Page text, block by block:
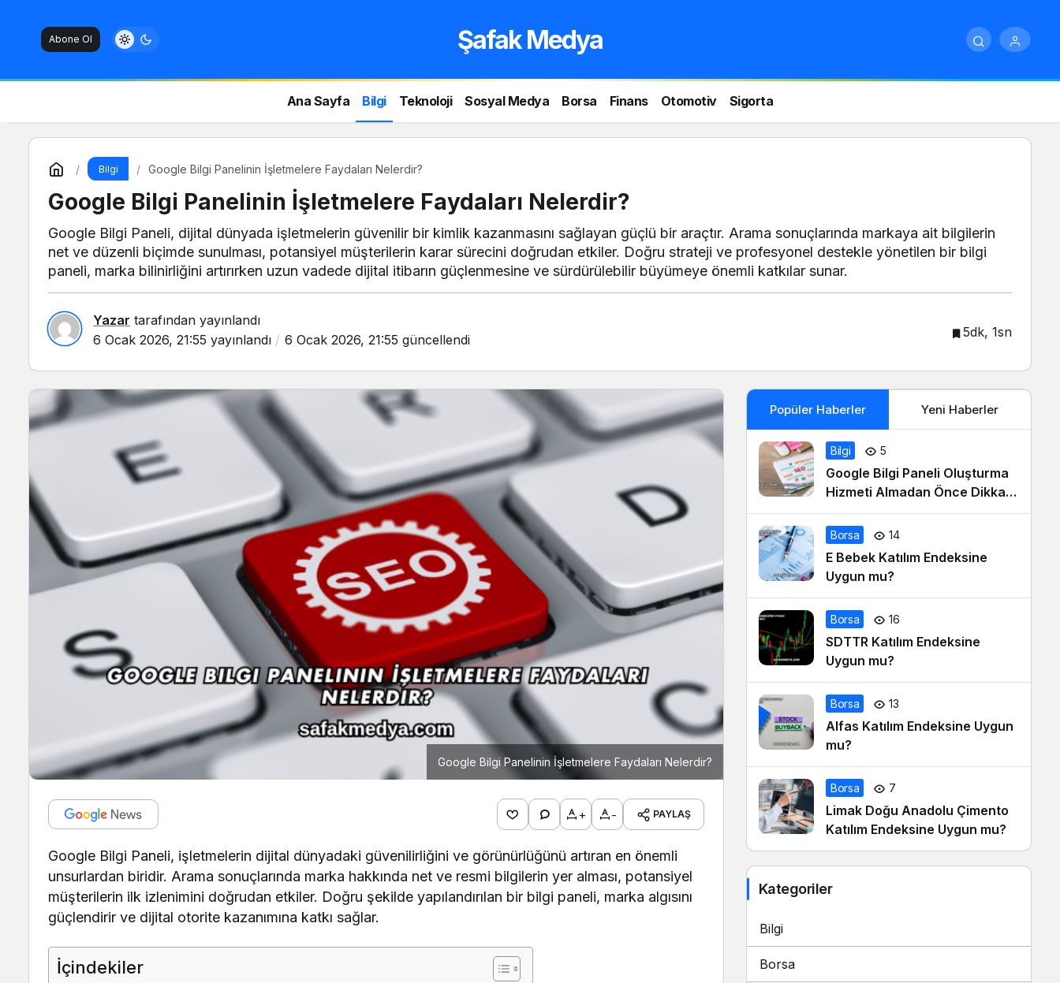
Abone Ol Şafak Medya
Ana Sayfa Bilgi Teknoloji Sosyal Medya Borsa Finans Otomotiv Sigorta
Bilgi Google Bilgi Panelinin İşletmelere Faydaları Nelerdir?
Google Bilgi Panelinin İşletmelere Faydaları Nelerdir?
Google Bilgi Paneli, dijital dünyada işletmelerin güvenilir bir kimlik kazanmasını sağlayan güçlü bir araçtır. Arama sonuçlarında markaya ait bilgilerin
net ve düzenli biçimde sunulması, potansiyel müşterilerin karar sürecini doğrudan etkiler. Doğru strateji ve profesyonel destekle yönetilen bir bilgi
paneli, marka bilinirliğini artırırken uzun vadede dijital itibarın güçlenmesine ve sürdürülebilir büyümeye önemli katkılar sunar.
Yazar tarafından yayınlandı
6 Ocak 2026, 21:55 yayınlandı 6 Ocak 2026, 21:55 güncellendi 5dk, 1sn
Google Bilgi Panelinin İşletmelere Faydaları Nelerdir?
+ - PAYLAŞ
Google Bilgi Paneli, işletmelerin dijital dünyadaki güvenilirliğini ve görünürlüğünü artıran en önemli
unsurlardan biridir. Arama sonuçlarında marka hakkında net ve resmi bilgilerin yer alması, potansiyel
müşterilerin ilk izlenimini doğrudan etkiler. Doğru şekilde yapılandırılan bir bilgi paneli, marka algısını
güçlendirir ve dijital otorite kazanımına katkı sağlar.
İçindekiler
Popüler Haberler Yeni Haberler
Bilgi 5
Google Bilgi Paneli Oluşturma
Hizmeti Almadan Önce Dikkat
Edilmesi Gerekenler
Borsa 14
E Bebek Katılım Endeksine
Uygun mu?
Borsa 16
SDTTR Katılım Endeksine
Uygun mu?
Borsa 13
Alfas Katılım Endeksine Uygun
mu?
Borsa 7
Limak Doğu Anadolu Çimento
Katılım Endeksine Uygun mu?
Kategoriler
Bilgi
Borsa